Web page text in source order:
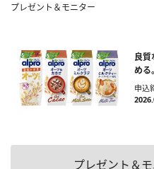
プレゼント＆モニター
良質
める
申込
プレゼント＆